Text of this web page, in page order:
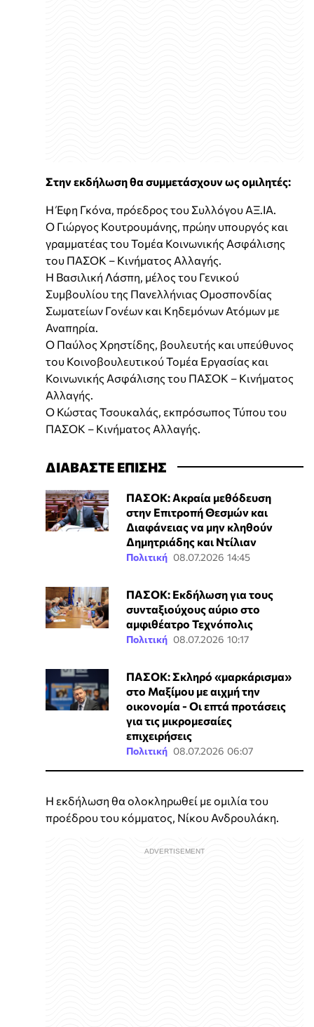
Στην εκδήλωση θα συμμετάσχουν ως ομιλητές:
Η Έφη Γκόνα, πρόεδρος του Συλλόγου ΑΞ.ΙΑ.
Ο Γιώργος Κουτρουμάνης, πρώην υπουργός και
γραμματέας του Τομέα Κοινωνικής Ασφάλισης
του ΠΑΣΟΚ – Κινήματος Αλλαγής.
Η Βασιλική Λάσπη, μέλος του Γενικού
Συμβουλίου της Πανελλήνιας Ομοσπονδίας
Σωματείων Γονέων και Κηδεμόνων Ατόμων με
Αναπηρία.
Ο Παύλος Χρηστίδης, βουλευτής και υπεύθυνος
του Κοινοβουλευτικού Τομέα Εργασίας και
Κοινωνικής Ασφάλισης του ΠΑΣΟΚ – Κινήματος
Αλλαγής.
Ο Κώστας Τσουκαλάς, εκπρόσωπος Τύπου του
ΠΑΣΟΚ – Κινήματος Αλλαγής.
ΔΙΑΒΑΣΤΕ ΕΠΙΣΗΣ
ΠΑΣΟΚ: Ακραία μεθόδευση
στην Επιτροπή Θεσμών και
Διαφάνειας να μην κληθούν
Δημητριάδης και Ντίλιαν
Πολιτική 08.07.2026 14:45
ΠΑΣΟΚ: Εκδήλωση για τους
συνταξιούχους αύριο στο
αμφιθέατρο Τεχνόπολις
Πολιτική 08.07.2026 10:17
ΠΑΣΟΚ: Σκληρό «μαρκάρισμα»
στο Μαξίμου με αιχμή την
οικονομία - Οι επτά προτάσεις
για τις μικρομεσαίες
επιχειρήσεις
Πολιτική 08.07.2026 06:07
Η εκδήλωση θα ολοκληρωθεί με ομιλία του
προέδρου του κόμματος, Νίκου Ανδρουλάκη.